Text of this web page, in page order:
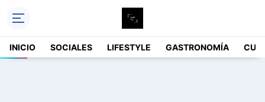
INICIO SOCIALES LIFESTYLE GASTRONOMÍA